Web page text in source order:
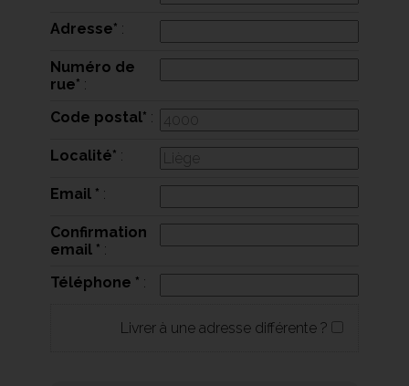
Adresse* :
Numéro de
rue* :
Code postal* :
Localité* :
Email * :
Confirmation
email * :
Téléphone * :
Livrer à une adresse différente ?